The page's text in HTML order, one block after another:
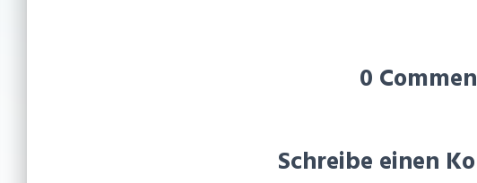
0
Schreibe einen